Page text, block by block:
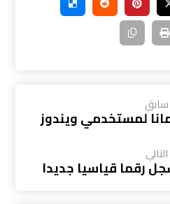
سابق
لمستخدمي ويندوز
التالي
رقما قياسيا جديدا